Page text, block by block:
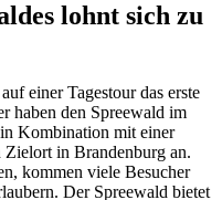
lohnt sich zu
einer Tagestour das erste
haben den Spreewald im
Kombination mit einer
Zielort in Brandenburg an.
kommen viele Besucher
Der Spreewald bietet